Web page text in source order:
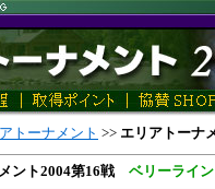
トーナメント >> エリアトーナ
ント2004第16戦 ベリーライ